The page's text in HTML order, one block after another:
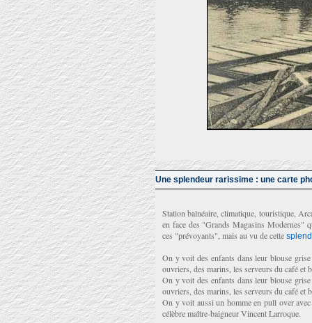
Une splendeur rarissime : une carte
Station balnéaire, climatique, touristique,
en face des "Grands Magasins Modernes"
ces "prévoyants", mais au vu de cette
On y voit des enfants dans leur blouse
ouvriers, des marins, les serveurs du café et
On y voit des enfants dans leur blouse
ouvriers, des marins, les serveurs du café et
On y voit aussi un homme en pull over
célèbre maître-baigneur Vincent Larroque.